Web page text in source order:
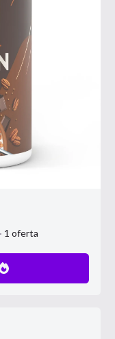
1 oferta